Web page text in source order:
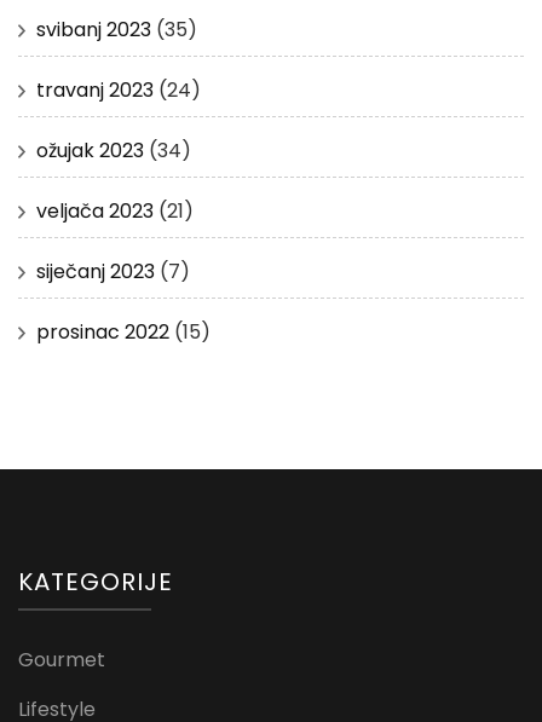
svibanj 2023 (35)
travanj 2023 (24)
ožujak 2023 (34)
veljača 2023 (21)
siječanj 2023 (7)
prosinac 2022 (15)
KATEGORIJE
Gourmet
Lifestyle